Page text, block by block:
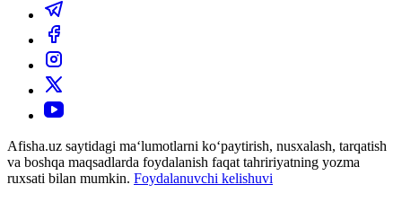
Afisha.uz saytidagi ma‘lumotlarni ko‘paytirish, nusxalash, tarqatish
va boshqa maqsadlarda foydalanish faqat tahririyatning yozma
ruxsati bilan mumkin. Foydalanuvchi kelishuvi